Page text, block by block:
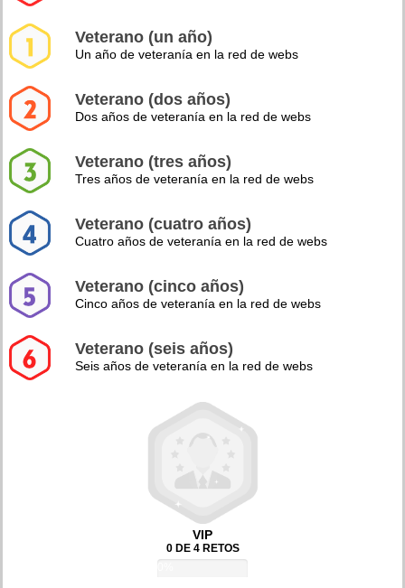
Veterano (un año)
Un año de veteranía en la red de webs
Veterano (dos años)
Dos años de veteranía en la red de webs
Veterano (tres años)
Tres años de veteranía en la red de webs
Veterano (cuatro años)
Cuatro años de veteranía en la red de webs
Veterano (cinco años)
Cinco años de veteranía en la red de webs
Veterano (seis años)
Seis años de veteranía en la red de webs
VIP
0 DE 4 RETOS